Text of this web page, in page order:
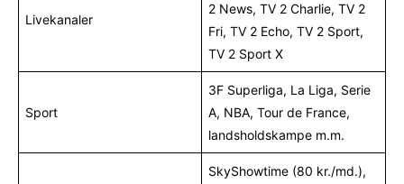
Livekanaler
2 News, TV 2 Charlie, TV 2
Fri, TV 2 Echo, TV 2 Sport,
TV 2 Sport X
Sport
3F Superliga, La Liga, Serie
A, NBA, Tour de France,
landsholdskampe m.m.
SkyShowtime (80 kr./md.),